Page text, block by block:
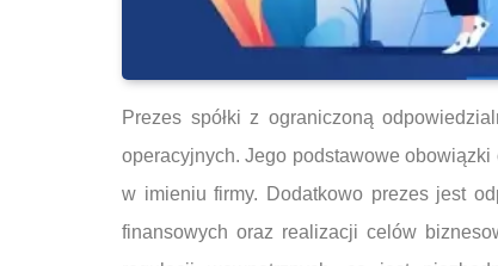
Prezes spółki z ograniczoną
operacyjnych. Jego podstawowe
w imieniu firmy. Dodatkowo prezes jest
finansowych oraz realizacji celów